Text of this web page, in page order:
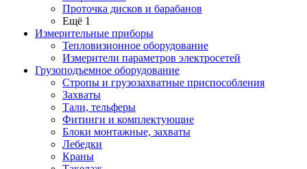
Проточка дисков и барабанов
Ещё 1
Измерительные приборы
Тепловизионное оборудование
Измерители параметров электросетей
Грузоподъемное оборудование
Стропы и грузозахватные приспособления
Захваты
Тали, тельферы
Фитинги и комплектующие
Блоки монтажные, захваты
Лебедки
Краны